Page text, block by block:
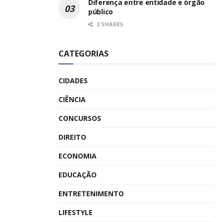
Diferença entre entidade e órgão
público
2 SHARES
CATEGORIAS
CIDADES
CIÊNCIA
CONCURSOS
DIREITO
ECONOMIA
EDUCAÇÃO
ENTRETENIMENTO
LIFESTYLE